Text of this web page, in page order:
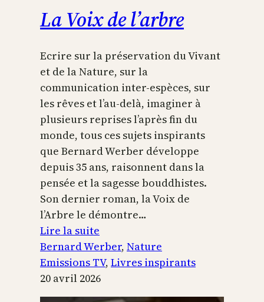
La Voix de l’arbre
Ecrire sur la préservation du Vivant
et de la Nature, sur la
communication inter-espèces, sur
les rêves et l’au-delà, imaginer à
plusieurs reprises l’après fin du
monde, tous ces sujets inspirants
que Bernard Werber développe
depuis 35 ans, raisonnent dans la
pensée et la sagesse bouddhistes.
Son dernier roman, la Voix de
l’Arbre le démontre…
Lire la suite
La
Voix
de
l’arbre
Bernard Werber, Nature
Emissions TV, Livres inspirants
20 avril 2026